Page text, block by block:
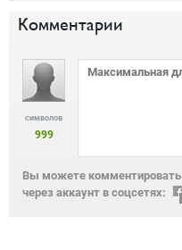
Комментарии
символов
999
Вы можете комментировать
через аккаунт в соцсетях: